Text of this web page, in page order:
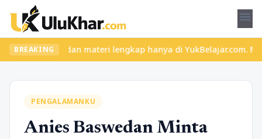
menu
BREAKING
seru dan materi lengkap hanya di YukBelajar.com. Mulai
PENGALAMANKU
Anies Baswedan Minta